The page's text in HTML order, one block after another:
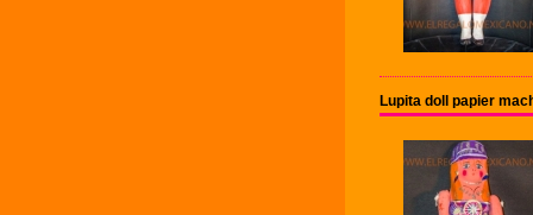
Lupita doll papier